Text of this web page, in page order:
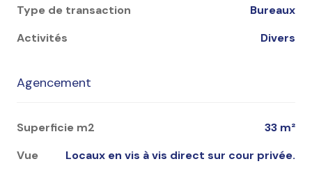
Type de transaction
Bureaux
Activités
Divers
Agencement
Superficie m2
33 m²
Vue
locaux en vis à vis direct sur cour privée.